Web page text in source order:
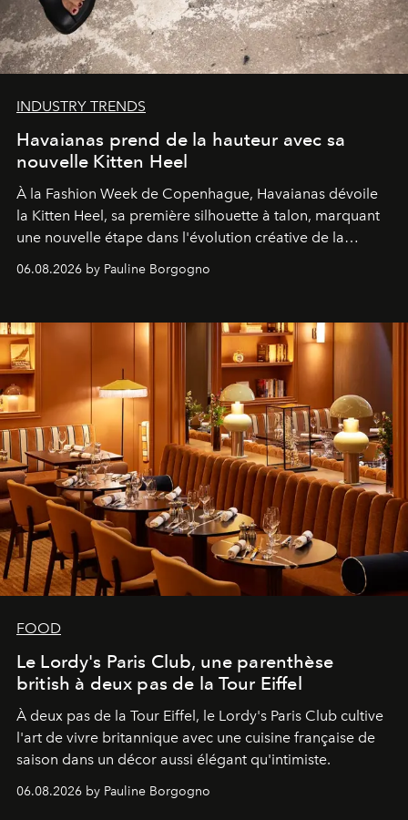
INDUSTRY TRENDS
Havaianas prend de la hauteur avec sa
nouvelle Kitten Heel
À la Fashion Week de Copenhague, Havaianas dévoile
la Kitten Heel, sa première silhouette à talon, marquant
une nouvelle étape dans l'évolution créative de la
06.08.2026 by Pauline Borgogno
FOOD
Le Lordy's Paris Club, une parenthèse
british à deux pas de la Tour Eiffel
À deux pas de la Tour Eiffel, le Lordy's Paris Club cultive
l'art de vivre britannique avec une cuisine française de
saison dans un décor aussi élégant qu'intimiste.
06.08.2026 by Pauline Borgogno